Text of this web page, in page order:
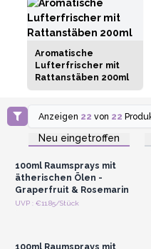
Aromatische
Lufterfrischer mit
Rattanstäben 200ml
Anzeigen 22 von 22
Neu eingetroffen
Anmelden oder
Registrieren für
Großhandelspreise
100ml Raumsprays mit
ätherischen Ölen -
Graperfruit & Rosemarin
UVP : €11.85/StückAnmelden oder
100ml Raumsprays mit